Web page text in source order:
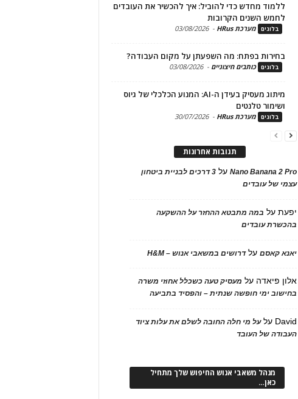
ללמוד מחדש כדי להוביל: איך להכשיר את העובדים
לחמש השנים הקרובות
בלוגים מערכת HRus -
03/08/2026
בחירות בפתח: מה השפעתן על מקום העבודה?
בלוגים כותבים חיצוניים -
03/08/2026
מיתוג מעסיק בעידן ה-AI: המנוע הכלכלי של גיוס
ושימור טלנטים
בלוגים מערכת HRus -
30/07/2026
תגובות אחרונות
Nano Banana 2 Proעל 3 דרכים לבניית ביטחון
עצמי של עובדים
יפעתעל במה מתבטא ההחזר על ההשקעה
בהכשרת עובדים
יאנא קאסםעלדרושים במשאבי אנוש – H&M
אלון פיאדה על מעסיק טעה כשכלל אחוזי משרה
בחישוב ימי חופשה שנתית – והפסיד בתביעה
David עלעל מי חלה החובה לשלם את עלות ציוד
העבודה של העובד
מנהל משאבי אנוש החיפוש שלך מתחיל
כאן…